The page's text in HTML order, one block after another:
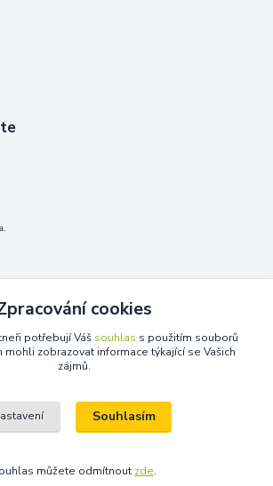
cookies
potřebují Váš souhlas s použitím souborů
mohli zobrazovat informace týkající se Vašich
zájmů.
Souhlasím
můžete odmítnout zde.